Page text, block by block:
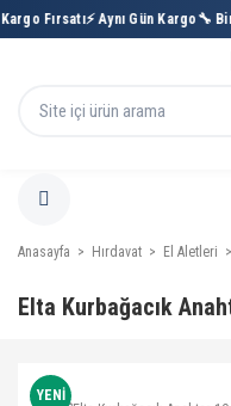
Fırsatı⚡ Aynı Gün Kargo🔧
Anasayfa Hırdavat El Aletleri
Elta Kurbağacık
YENİ